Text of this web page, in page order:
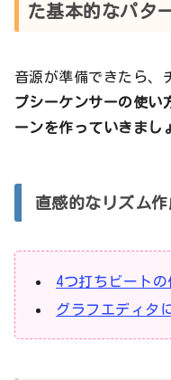
た基本的なパタ
音源が準備できたら、
プシーケンサーの使い
ーンを作っていきまし
直感的なリズム
4つ打ちビート
グラフエディタ